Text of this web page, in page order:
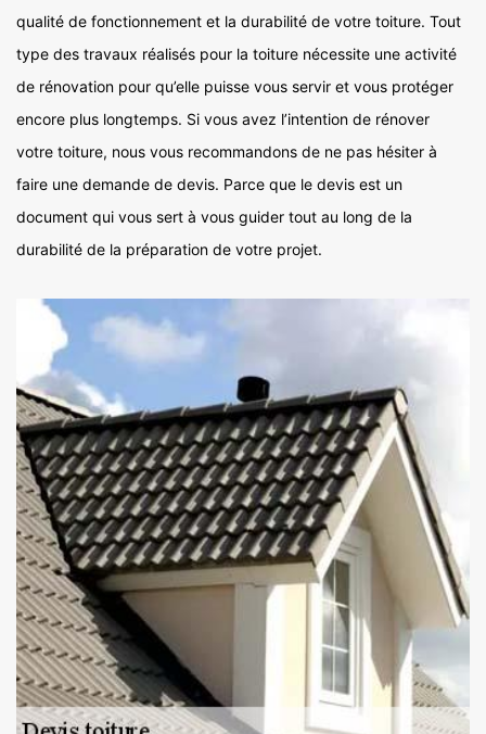
qualité de fonctionnement et la durabilité de votre toiture. Tout
type des travaux réalisés pour la toiture nécessite une activité
de rénovation pour qu’elle puisse vous servir et vous protéger
encore plus longtemps. Si vous avez l’intention de rénover
votre toiture, nous vous recommandons de ne pas hésiter à
faire une demande de devis. Parce que le devis est un
document qui vous sert à vous guider tout au long de la
durabilité de la préparation de votre projet.